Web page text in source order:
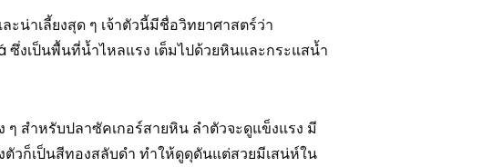
ะน่าเลี้ยงสุด ๆ เจ้าตัวนี้มีชื่อวิทยาศาสตร์ว่า
งเป็นพื้นที่น้ำไหลแรง เต็มไปด้วยหินและกระแสน้ำ
ๆ สำหรับปลาซัคเกอร์สายหิน ลำตัวจะดูแข็งแรง มี
ตัวก็เป็นสีทองสลับดำ ทำให้ดูดุดันแต่สวยมีเสน่ห์ใน